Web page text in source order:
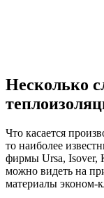
Несколько
Что касается
то наиболее
фирмы Ursa, Isover,
можно видеть на
материалы эконом-